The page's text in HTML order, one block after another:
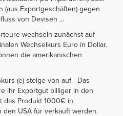
(aus Exportgeschäften) gegen
von Devisen ...
wechseln zunächst auf
Wechselkurs Euro in Dollar.
die amerikanischen
(e) steige von auf - Das
ihr Exportgut billiger in den
das Produkt 1000€ in
den USA für verkauft werden.